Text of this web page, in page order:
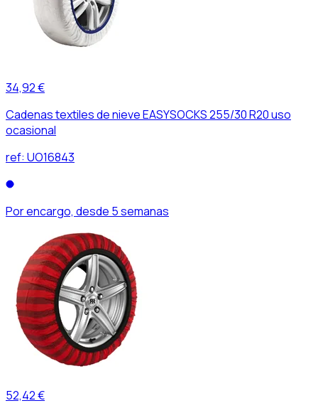
34,92 €
Cadenas textiles de nieve EASYSOCKS 255/30 R20 uso
ocasional
ref: UO16843
Por encargo, desde 5 semanas
52,42 €